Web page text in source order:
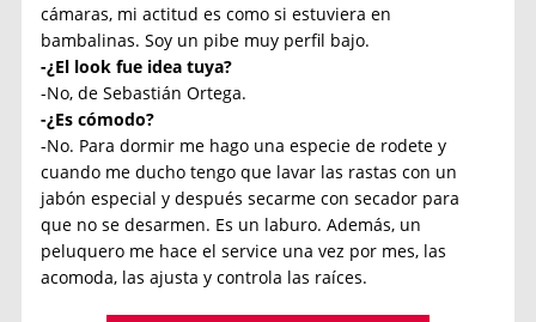
cámaras, mi actitud es como si estuviera en
bambalinas. Soy un pibe muy perfil bajo.
-¿El look fue idea tuya?
-No, de Sebastián Ortega.
-¿Es cómodo?
-No. Para dormir me hago una especie de rodete y
cuando me ducho tengo que lavar las rastas con un
jabón especial y después secarme con secador para
que no se desarmen. Es un laburo. Además, un
peluquero me hace el service una vez por mes, las
acomoda, las ajusta y controla las raíces.